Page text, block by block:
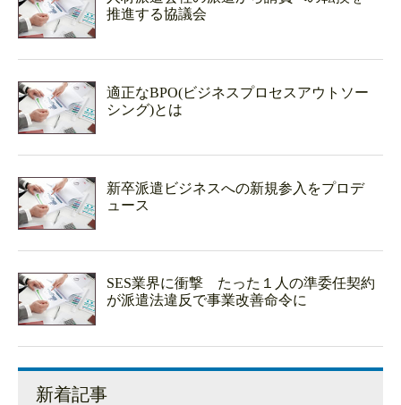
推進する協議会
適正なBPO(ビジネスプロセスアウトソー
シング)とは
新卒派遣ビジネスへの新規参入をプロデ
ュース
SES業界に衝撃 たった１人の準委任契約
が派遣法違反で事業改善命令に
新着記事